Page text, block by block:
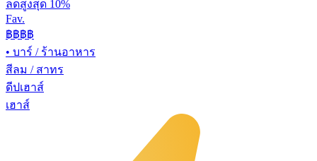
ลดสูงสุด 10%
Fav.
฿฿฿฿
• บาร์ / ร้านอาหาร
สีลม / สาทร
ดีปเฮาส์
เฮาส์